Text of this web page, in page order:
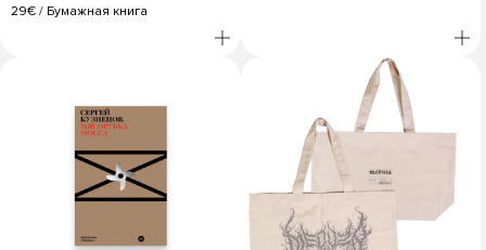
29€ / Бумажная книга